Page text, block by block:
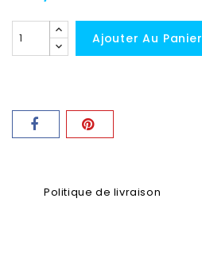
Ajouter Au Panier
Politique de livraison